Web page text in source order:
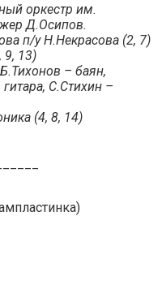
оркестр им.
Д.Осипов.
п/у Н.Некрасова (2, 7)
9, 13)
– баян,
С.Стихин –
(4, 8, 14)